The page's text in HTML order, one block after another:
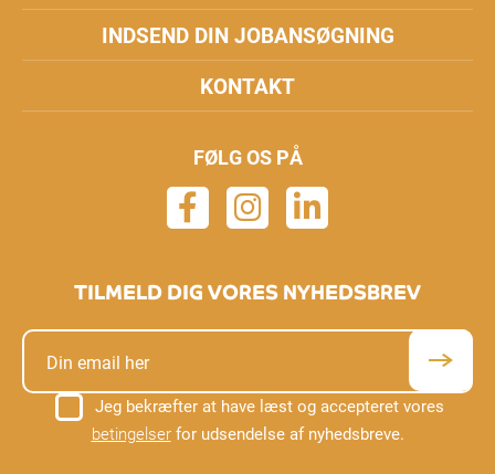
INDSEND DIN JOBANSØGNING
KONTAKT
FØLG OS PÅ
TILMELD DIG VORES NYHEDSBREV
Jeg bekræfter at have læst og accepteret vores
betingelserfor udsendelse af nyhedsbreve.